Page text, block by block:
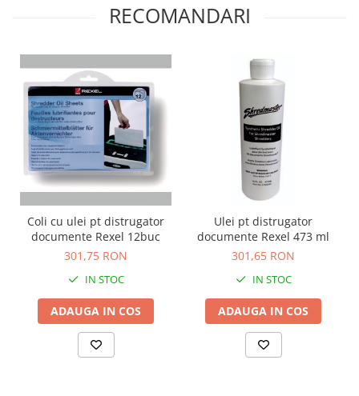
RECOMANDARI
Coli cu ulei pt distrugator
documente Rexel 12buc
301,75 RON
IN STOC
ADAUGA IN COS
Ulei pt distrugator
documente Rexel 473 ml
301,65 RON
IN STOC
ADAUGA IN COS